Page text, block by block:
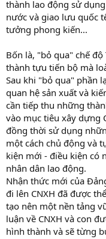
thành lao động sử
nước và giao lưu quốc
tưởng phong kiến...
Bốn là, "bỏ qua" chế
thành tựu tiến bộ mà
Sau khi "bỏ qua" phần
quan hệ sản xuất và
cần tiếp thu những
vào mục tiêu xây dựng
đồng thời sử dụng
một cách chủ động và
kiện mới - điều kiện có
nhân dân lao động.
Nhận thức mới của
đi lên CNXH đã được
tạo nên một nền tảng
luận về CNXH và con
hình thành và sẽ từng